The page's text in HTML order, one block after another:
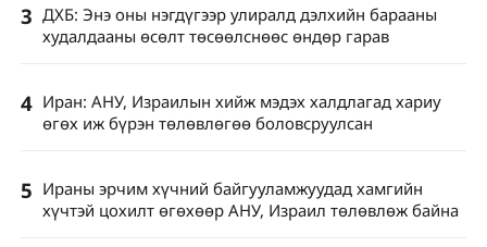
3 ДХБ: Энэ оны нэгдүгээр улиралд дэлхийн барааны
худалдааны өсөлт төсөөлснөөс өндөр гарав
4 Иран: АНУ, Израилын хийж мэдэх халдлагад хариу
өгөх иж бүрэн төлөвлөгөө боловсруулсан
5 Ираны эрчим хүчний байгууламжуудад хамгийн
хүчтэй цохилт өгөхөөр АНУ, Израил төлөвлөж байна